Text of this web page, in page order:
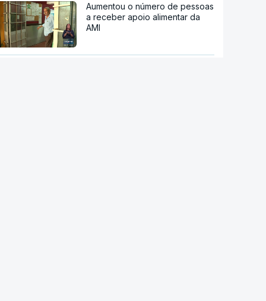
Aumentou o número de pessoas
a receber apoio alimentar da
AMI